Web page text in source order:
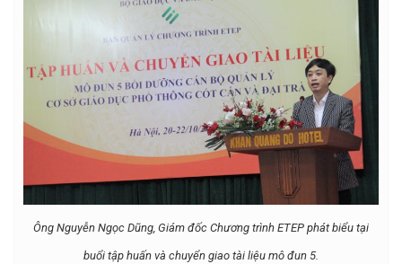
Ông Nguyễn Ngọc Dũng, Giám đốc Chương trình ETEP phát biểu tại
buổi tập huấn và chuyển giao tài liệu mô đun 5.